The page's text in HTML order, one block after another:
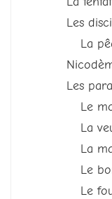
Les
La
Les
Le
La
La
Le
Le